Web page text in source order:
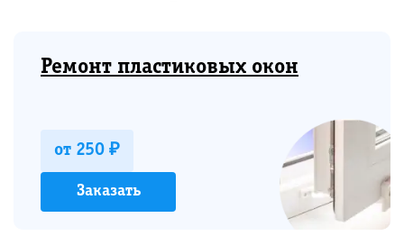
Ремонт пластиковых окон
от 250 ₽
Заказать